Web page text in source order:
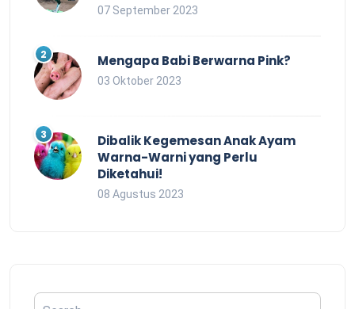
07 September 2023
Mengapa Babi Berwarna Pink?
03 Oktober 2023
Dibalik Kegemesan Anak Ayam
Warna-Warni yang Perlu
Diketahui!
08 Agustus 2023